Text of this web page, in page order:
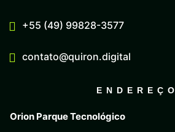
+55 (49) 99828-3577
contato@quiron.digital
ENDEREÇO
Orion Parque Tecnológico